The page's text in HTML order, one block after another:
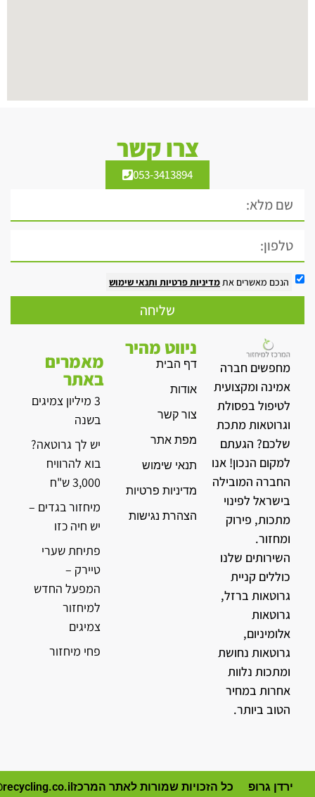
צרו קשר
053-3413894
הנכם מאשרים אתמדיניות פרטיות ותנאי שימוש
שליחה
מחפשים חברה
אמינה ומקצועית
לטיפול בפסולת
וגרוטאות מתכת
שלכם? הגעתם
למקום הנכון! אנו
החברה המובילה
בישראל לפינוי
מתכות, פירוק
ומחזור.
השירותים שלנו
כוללים קניית
גרוטאות ברזל,
גרוטאות
אלומיניום,
גרוטאות נחושת
ומתכות נלוות
אחרות במחיר
הטוב ביותר.
ניווט מהיר
דף הבית
אודות
צור קשר
מפת אתר
תנאי שימוש
מדיניות פרטיות
הצהרת נגישות
מאמרים
באתר
3 מיליון צמיגים
בשנה
יש לך גרוטאה?
בוא להרוויח
3,000 ש"ח
מיחזור בגדים –
יש חיה כזו
פתיחת שערי
טיירק –
המפעל החדש
למיחזור
צמיגים
פחי מיחזור
ירדן גרופ
כל הזכויות שמורות לאתר המרכז